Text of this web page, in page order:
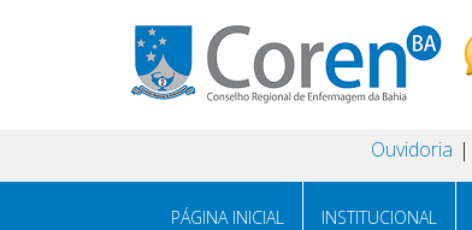
Ouvidoria
PÁGINA INICIAL INSTITUCIONAL